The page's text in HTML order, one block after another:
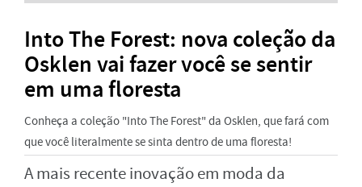
Into The Forest: nova coleção da
Osklen vai fazer você se sentir
em uma floresta
Conheça a coleção "Into The Forest" da Osklen, que fará com
que você literalmente se sinta dentro de uma floresta!
A mais recente inovação em moda da